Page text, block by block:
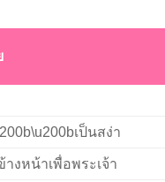
เป็นสง่า
างหน้าเพื่อพระเจ้า